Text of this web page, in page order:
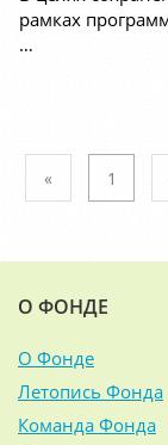
рамках
…
« 1
О ФОНДЕ
О Фонде
Летопись Фонда
Команда Фонда